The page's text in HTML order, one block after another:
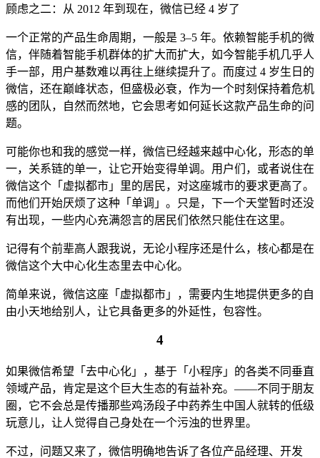
顾虑之二：从 2012 年到现在，微信已经 4 岁了
一个正常的产品生命周期，一般是 3–5 年。依赖智能手机的微
信，伴随着智能手机群体的扩大而扩大，如今智能手机几乎人
手一部，用户基数难以再往上继续提升了。而度过 4 岁生日的
微信，还在巅峰状态，但盛极必衰，作为一个时刻保持着危机
感的团队，自然而然地，它会思考如何延长这款产品生命的问
题。
可能你也和我的感觉一样，微信已经越来越中心化，形态的单
一，关系链的单一，让它开始变得单调。用户们，或者说住在
微信这个「虚拟都市」里的居民，对这座城市的要求更高了。
而他们开始厌烦了这种「单调」。只是，下一个天堂暂时还没
有出现，一些内心充满怨言的居民们依然只能住在这里。
记得有个前辈高人跟我说，无论小程序还是什么，核心都是在
微信这个大中心化生态里去中心化。
简单来说，微信这座「虚拟都市」，需要内生地提供更多的自
由小天地给别人，让它具备更多的外延性，包容性。
4
如果微信希望「去中心化」，基于「小程序」的各类不同垂直
领域产品，肯定是这个巨大生态的有益补充。——不同于朋友
圈，它不会总是传播那些鸡汤段子中药养生中国人就转的低级
玩意儿，让人觉得自己身处在一个污浊的世界里。
不过，问题又来了，微信明确地告诉了各位产品经理、开发